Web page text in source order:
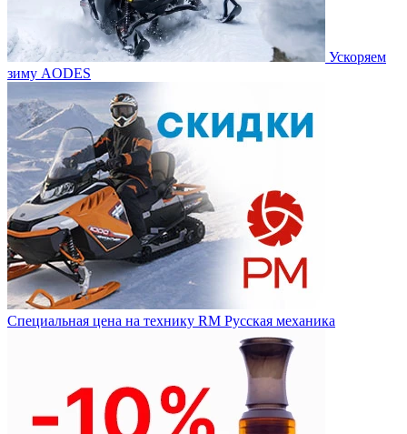
Ускоряем
зиму AODES
Специальная цена на технику RM Русская механика